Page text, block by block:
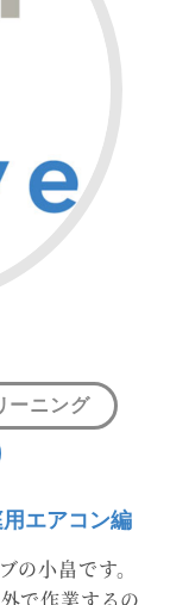
ーニング
エアコン編
の小畠です。
で作業するの